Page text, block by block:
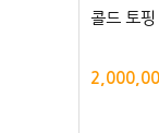
콜드 토